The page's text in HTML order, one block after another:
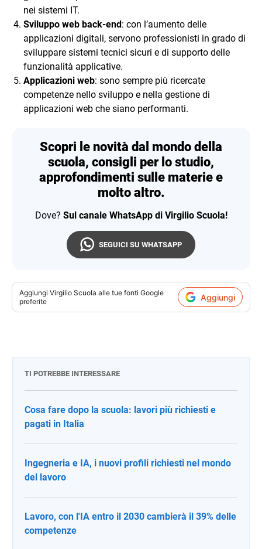
nei sistemi IT.
Sviluppo web back-end: con l’aumento delle
applicazioni digitali, servono professionisti in grado di
sviluppare sistemi tecnici sicuri e di supporto delle
funzionalità applicative.
Applicazioni web: sono sempre più ricercate
competenze nello sviluppo e nella gestione di
applicazioni web che siano performanti.
Scopri le novità dal mondo della
scuola, consigli per lo studio,
approfondimenti sulle materie e
molto altro.
Dove? Sul canale WhatsApp di Virgilio Scuola!
SEGUICI SU WHATSAPP
Aggiungi Virgilio Scuola alle tue fonti Google
preferite
Aggiungi
TI POTREBBE INTERESSARE
Cosa fare dopo la scuola: lavori più richiesti e
pagati in Italia
Ingegneria e IA, i nuovi profili richiesti nel mondo
del lavoro
Lavoro, con l'IA entro il 2030 cambierà il 39% delle
competenze